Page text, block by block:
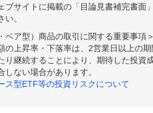
ブサイトに掲載の「目論見書補完書
。
ベア型）商品の取引に関する重要事項
の上昇率・下落率は、2営業日以上の
り継続することにより、期待した投
しない場合があります。
ス型ETF等の投資リスクについて